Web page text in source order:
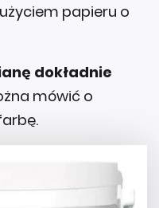
papieru o
dokładnie
mówić o